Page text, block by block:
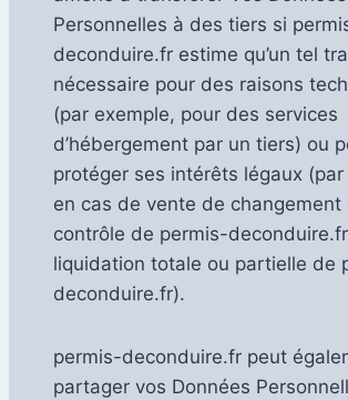
Personnelles à des tiers si
deconduire.fr estime qu’un tel
nécessaire pour des raisons
(par exemple, pour des services
d’hébergement par un tiers) ou
protéger ses intérêts légaux (par
en cas de vente de changement
contrôle de permis-
liquidation totale ou partielle de
deconduire.fr).
permis-deconduire.fr peut
partager vos Données